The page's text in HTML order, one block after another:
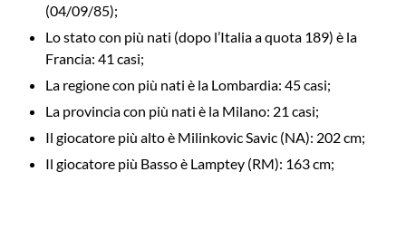
(04/09/85);
Lo stato con più nati (dopo l’Italia a quota 189) è la
Francia: 41 casi;
La regione con più nati è la Lombardia: 45 casi;
La provincia con più nati è la Milano: 21 casi;
Il giocatore più alto è Milinkovic Savic (NA): 202 cm;
Il giocatore più Basso è Lamptey (RM): 163 cm;